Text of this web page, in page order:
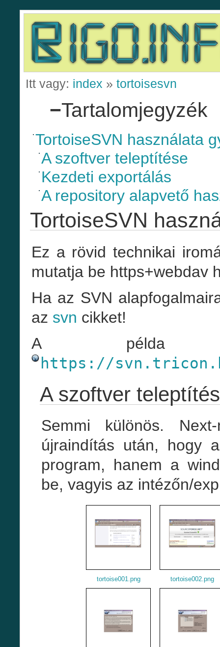
Itt vagy: index » tortoisesvn
−Tartalomjegyzék
TortoiseSVN használata
A szoftver teleptítése
Kezdeti exportálás
A repository alapvető
TortoiseSVN
Ez a rövid technikai
mutatja be https+webdav
Ha az SVN
az svn cikket!
A példa
https://
A szoftver
Semmi különös.
újraindítás után, hogy
program, hanem a
be, vagyis az intézőn/
tortoise001.png tortoise002.png